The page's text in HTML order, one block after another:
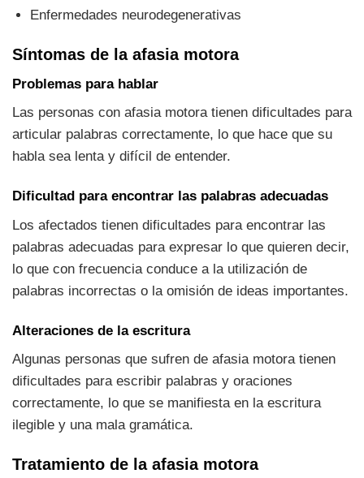
Enfermedades neurodegenerativas
Síntomas de la afasia motora
Problemas para hablar
Las personas con afasia motora tienen dificultades para
articular palabras correctamente, lo que hace que su
habla sea lenta y difícil de entender.
Dificultad para encontrar las palabras adecuadas
Los afectados tienen dificultades para encontrar las
palabras adecuadas para expresar lo que quieren decir,
lo que con frecuencia conduce a la utilización de
palabras incorrectas o la omisión de ideas importantes.
Alteraciones de la escritura
Algunas personas que sufren de afasia motora tienen
dificultades para escribir palabras y oraciones
correctamente, lo que se manifiesta en la escritura
ilegible y una mala gramática.
Tratamiento de la afasia motora